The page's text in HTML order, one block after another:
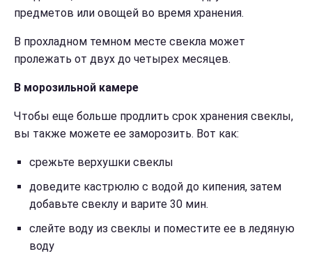
предметов или овощей во время хранения.
В прохладном темном месте свекла может
пролежать от двух до четырех месяцев.
В морозильной камере
Чтобы еще больше продлить срок хранения свеклы,
вы также можете ее заморозить. Вот как:
срежьте верхушки свеклы
доведите кастрюлю с водой до кипения, затем
добавьте свеклу и варите 30 мин.
слейте воду из свеклы и поместите ее в ледяную
воду